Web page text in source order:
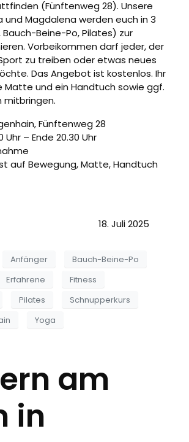
(Fünftenweg 28). Unsere
und Magdalena werden euch in 3
Bauch-Beine-Po, Pilates) zur
Vorbeikommen darf jeder, der
zu treiben oder etwas neues
Das Angebot ist kostenlos. Ihr
und ein Handtuch sowie ggf.
mitbringen.
Fünftenweg 28
Uhr – Ende 20.30 Uhr
auf Bewegung, Matte, Handtuch
2025
Anfänger
Bauch-Beine-Po
Erfahrene
Fitness
Pilates
Schnupperkurs
Yoga
am
in